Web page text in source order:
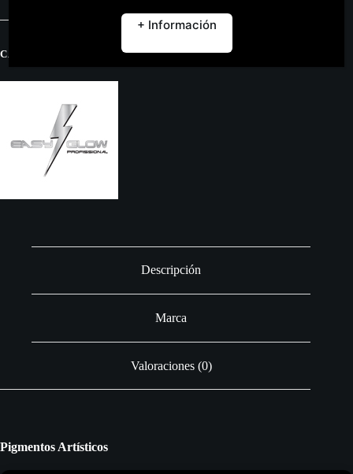
cantidad
CATEGORÍAS: PIGMENTOS,TODO
Descripción
Marca
Valoraciones (0)
Pigmentos Artísticos
+ Información